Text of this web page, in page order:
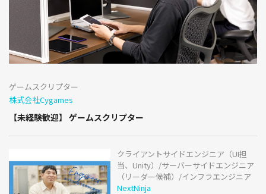
ゲームスクリプター
株式会社Cygames
【未経験歓迎】 ゲームスクリプター
クライアントサイドエンジニア（UI担
当、Unity）/サーバーサイドエンジニア
（リーダー候補）/インフラエンジニア
NextNinja